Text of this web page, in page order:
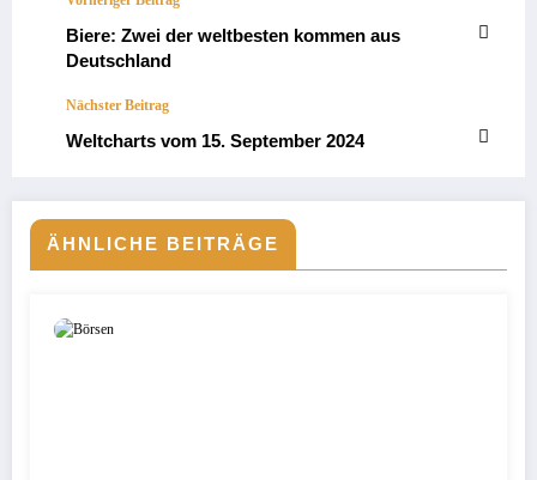
Biere: Zwei der weltbesten kommen aus
Deutschland
Nächster Beitrag
Weltcharts vom 15. September 2024
ÄHNLICHE BEITRÄGE